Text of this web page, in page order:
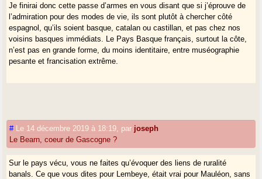
figure du maire, infaillible. Je pense l’absolu contraire,
la France crève
de l’incurie de ses maires.
Je finirai donc cette passe d’armes en vous disant que si j’éprouve de
l’admiration pour des modes de vie, ils sont plutôt à chercher côté
espagnol, qu’ils soient basque, catalan ou castillan, et pas chez nos
voisins basques immédiats. Le Pays Basque français, surtout la côte,
n’est pas en grande forme, du moins identitaire, entre muséographie
pesante et francisation extrême.
# Le 14 décembre 2019 à 18:19 par joseph
Le Bearn, coeur de Gascogne ?
Sur le pays vécu, vous ne faites qu’évoquer des liens de ruralité
banals. Ce que vous dites pour Lembeye, était vrai pour Mauléon, sans